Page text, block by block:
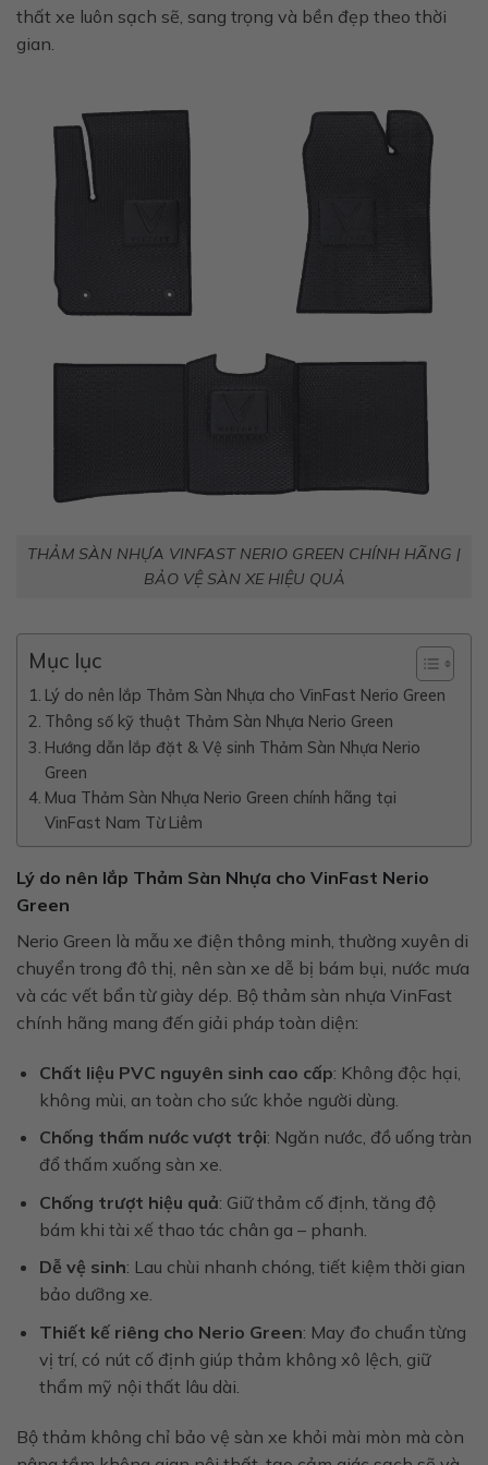
thất xe luôn sạch sẽ, sang trọng và bền đẹp theo thời
gian.
THẢM SÀN NHỰA VINFAST NERIO GREEN CHÍNH HÃNG |
BẢO VỆ SÀN XE HIỆU QUẢ
Mục lục
Lý do nên lắp Thảm Sàn Nhựa cho VinFast Nerio Green
Thông số kỹ thuật Thảm Sàn Nhựa Nerio Green
Hướng dẫn lắp đặt & Vệ sinh Thảm Sàn Nhựa Nerio
Green
Mua Thảm Sàn Nhựa Nerio Green chính hãng tại
VinFast Nam Từ Liêm
Lý do nên lắp Thảm Sàn Nhựa cho VinFast Nerio
Green
Nerio Green là mẫu xe điện thông minh, thường xuyên di
chuyển trong đô thị, nên sàn xe dễ bị bám bụi, nước mưa
và các vết bẩn từ giày dép. Bộ thảm sàn nhựa VinFast
chính hãng mang đến giải pháp toàn diện:
Chất liệu PVC nguyên sinh cao cấp: Không độc hại,
không mùi, an toàn cho sức khỏe người dùng.
Chống thấm nước vượt trội: Ngăn nước, đồ uống tràn
đổ thấm xuống sàn xe.
Chống trượt hiệu quả: Giữ thảm cố định, tăng độ
bám khi tài xế thao tác chân ga – phanh.
Dễ vệ sinh: Lau chùi nhanh chóng, tiết kiệm thời gian
bảo dưỡng xe.
Thiết kế riêng cho Nerio Green: May đo chuẩn từng
vị trí, có nút cố định giúp thảm không xô lệch, giữ
thẩm mỹ nội thất lâu dài.
Bộ thảm không chỉ bảo vệ sàn xe khỏi mài mòn mà còn